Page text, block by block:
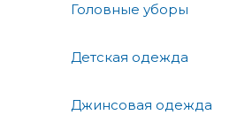
Головные уборы
Детская одежда
Джинсовая одежда